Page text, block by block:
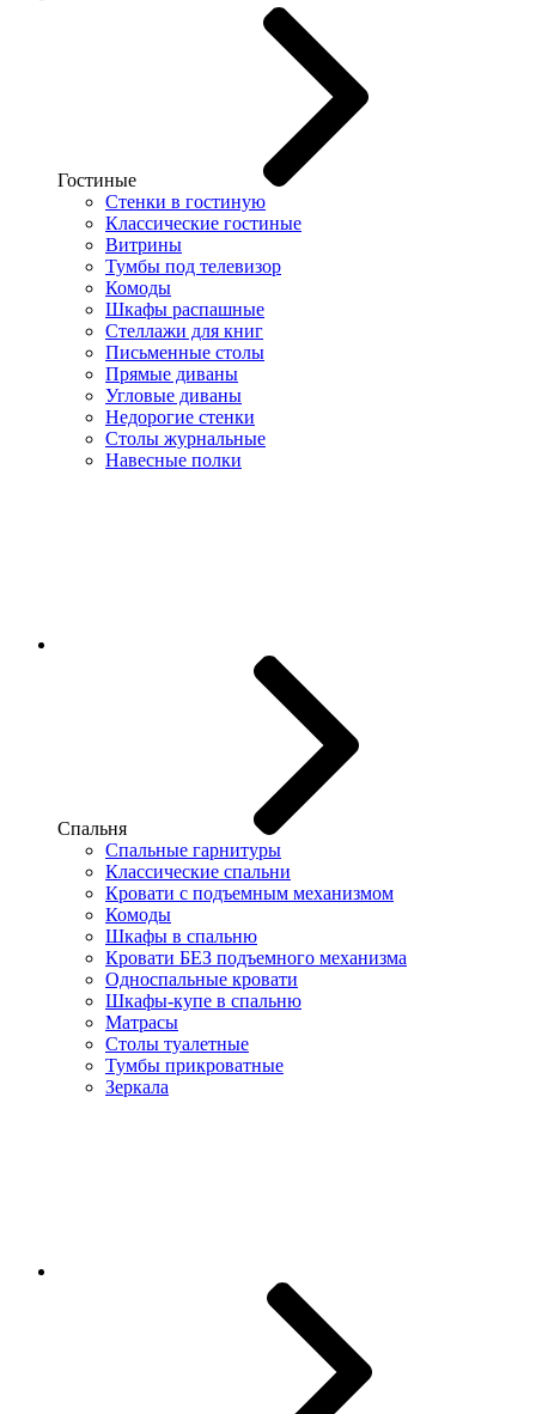
Гостиные
Стенки в гостиную
Классические гостиные
Витрины
Тумбы под телевизор
Комоды
Шкафы распашные
Стеллажи для книг
Письменные столы
Прямые диваны
Угловые диваны
Недорогие стенки
Столы журнальные
Навесные полки
Спальня
Спальные гарнитуры
Классические спальни
Кровати с подъемным механизмом
Комоды
Шкафы в спальню
Кровати БЕЗ подъемного механизма
Односпальные кровати
Шкафы-купе в спальню
Матрасы
Столы туалетные
Тумбы прикроватные
Зеркала